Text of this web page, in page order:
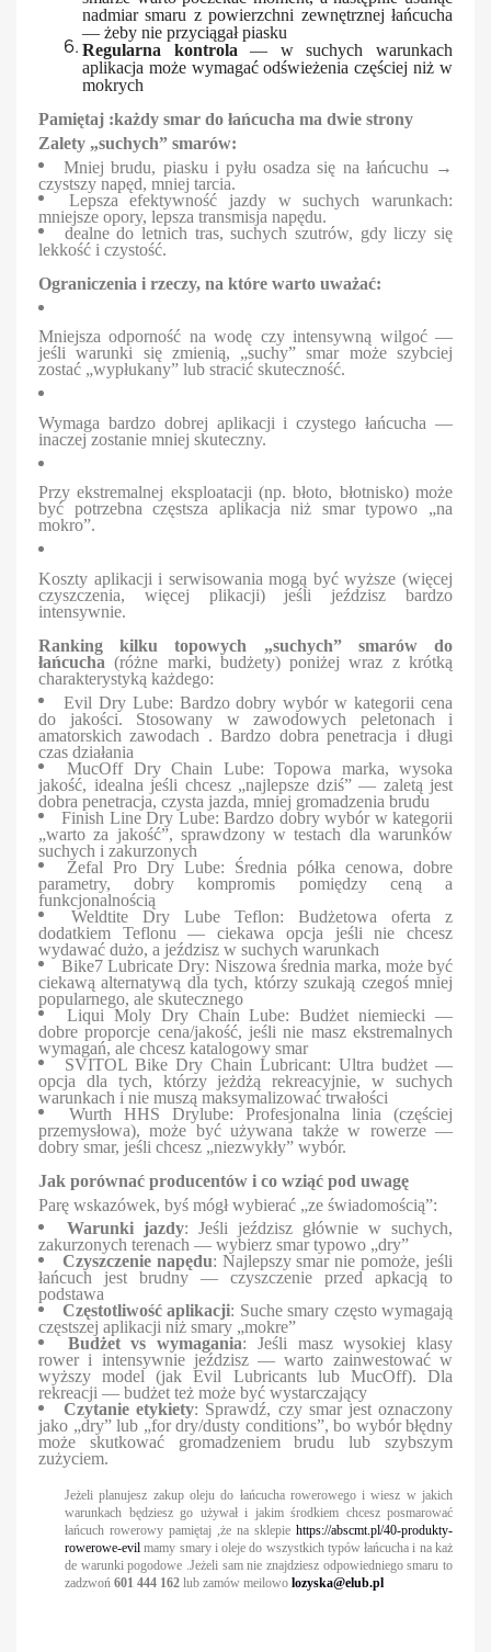
nadmiar smaru z powierzchni zewnętrznej łańcucha
— żeby nie przyciągał piasku
Regularna kontrola — w suchych warunkach
aplikacja może wymagać odświeżenia częściej niż w
mokrych
Pamiętaj :każdy smar do łańcucha ma dwie strony
Zalety „suchych” smarów:
Mniej brudu, piasku i pyłu osadza się na łańcuchu →
czystszy napęd, mniej tarcia.
Lepsza efektywność jazdy w suchych warunkach:
mniejsze opory, lepsza transmisja napędu.
dealne do letnich tras, suchych szutrów, gdy liczy się
lekkość i czystość.
Ograniczenia i rzeczy, na które warto uważać:
Mniejsza odporność na wodę czy intensywną wilgoć —
jeśli warunki się zmienią, „suchy” smar może szybciej
zostać „wypłukany” lub stracić skuteczność.
Wymaga bardzo dobrej aplikacji i czystego łańcucha —
inaczej zostanie mniej skuteczny.
Przy ekstremalnej eksploatacji (np. błoto, błotnisko) może
być potrzebna częstsza aplikacja niż smar typowo „na
mokro”.
Koszty aplikacji i serwisowania mogą być wyższe (więcej
czyszczenia, więcej plikacji) jeśli jeździsz bardzo
intensywnie.
Ranking kilku topowych „suchych” smarów do
łańcucha (różne marki, budżety) poniżej wraz z krótką
charakterystyką każdego:
Evil Dry Lube: Bardzo dobry wybór w kategorii cena
do jakości. Stosowany w zawodowych peletonach i
amatorskich zawodach . Bardzo dobra penetracja i długi
czas działania
MucOff Dry Chain Lube: Topowa marka, wysoka
jakość, idealna jeśli chcesz „najlepsze dziś” — zaletą jest
dobra penetracja, czysta jazda, mniej gromadzenia brudu
Finish Line Dry Lube: Bardzo dobry wybór w kategorii
„warto za jakość”, sprawdzony w testach dla warunków
suchych i zakurzonych
Zefal Pro Dry Lube: Średnia półka cenowa, dobre
parametry, dobry kompromis pomiędzy ceną a
funkcjonalnością
Weldtite Dry Lube Teflon: Budżetowa oferta z
dodatkiem Teflonu — ciekawa opcja jeśli nie chcesz
wydawać dużo, a jeździsz w suchych warunkach
Bike7 Lubricate Dry: Niszowa średnia marka, może być
ciekawą alternatywą dla tych, którzy szukają czegoś mniej
popularnego, ale skutecznego
Liqui Moly Dry Chain Lube: Budżet niemiecki —
dobre proporcje cena/jakość, jeśli nie masz ekstremalnych
wymagań, ale chcesz katalogowy smar
SVITOL Bike Dry Chain Lubricant: Ultra budżet —
opcja dla tych, którzy jeżdżą rekreacyjnie, w suchych
warunkach i nie muszą maksymalizować trwałości
Wurth HHS Drylube: Profesjonalna linia (częściej
przemysłowa), może być używana także w rowerze —
dobry smar, jeśli chcesz „niezwykły” wybór.
Jak porównać producentów i co wziąć pod uwagę
Parę wskazówek, byś mógł wybierać „ze świadomością”:
Warunki jazdy: Jeśli jeździsz głównie w suchych,
zakurzonych terenach — wybierz smar typowo „dry”
Czyszczenie napędu: Najlepszy smar nie pomoże, jeśli
łańcuch jest brudny — czyszczenie przed apkacją to
podstawa
Częstotliwość aplikacji: Suche smary często wymagają
częstszej aplikacji niż smary „mokre”
Budżet vs wymagania: Jeśli masz wysokiej klasy
rower i intensywnie jeździsz — warto zainwestować w
wyższy model (jak Evil Lubricants lub MucOff). Dla
rekreacji — budżet też może być wystarczający
Czytanie etykiety: Sprawdź, czy smar jest oznaczony
jako „dry” lub „for dry/dusty conditions”, bo wybór błędny
może skutkować gromadzeniem brudu lub szybszym
zużyciem.
Jeżeli planujesz zakup oleju do łańcucha rowerowego i wiesz w jakich
warunkach będziesz go używał i jakim środkiem chcesz posmarować
łańcuch rowerowy pamiętaj ,że na sklepie https://abscmt.pl/40-produkty-
rowerowe-evil mamy smary i oleje do wszystkich typów łańcucha i na każ
de warunki pogodowe .Jeżeli sam nie znajdziesz odpowiedniego smaru to
zadzwoń601 444 162 lub zamów meilowolozyska@elub.pl